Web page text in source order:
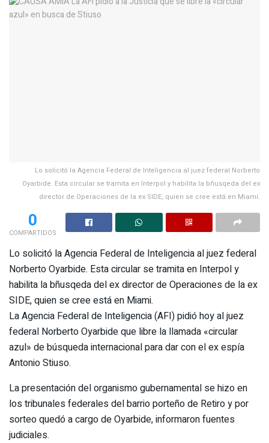
Lo solicitó la Agencia Federal de Inteligencia al juez federal Norberto
Oyarbide. Esta circular se tramita en Interpol y habilita la bñusqeda del ex
director de Operaciones de la ex SIDE, quien se cree está en Miami.
0
COMPARTIDOS
Lo solicitó la Agencia Federal de Inteligencia al juez federal
Norberto Oyarbide. Esta circular se tramita en Interpol y
habilita la bñusqeda del ex director de Operaciones de la ex
SIDE, quien se cree está en Miami.
La Agencia Federal de Inteligencia (AFI) pidió hoy al juez
federal Norberto Oyarbide que libre la llamada «circular
azul» de búsqueda internacional para dar con el ex espía
Antonio Stiuso.
La presentación del organismo gubernamental se hizo en
los tribunales federales del barrio porteño de Retiro y por
sorteo quedó a cargo de Oyarbide, informaron fuentes
judiciales.